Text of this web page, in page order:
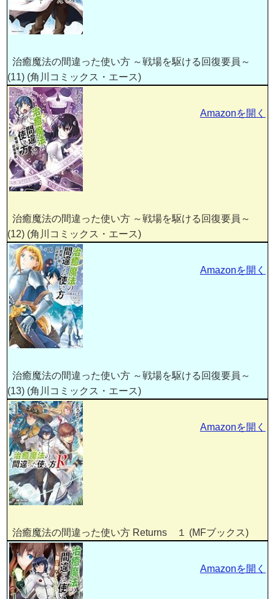
治癒魔法の間違った使い方 ～戦場を駆ける回復要員～
(11) (角川コミックス・エース)
治癒魔法の間違った使い方 ～戦場を駆ける回復要員～
(12) (角川コミックス・エース)
Amazonを開く
治癒魔法の間違った使い方 ～戦場を駆ける回復要員～
(13) (角川コミックス・エース)
Amazonを開く
治癒魔法の間違った使い方 Returns １ (MFブックス)
Amazonを開く
Amazonを開く